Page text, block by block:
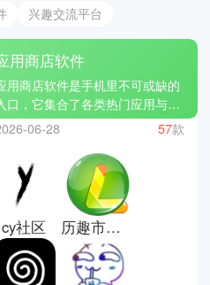
兴趣交流平台
用商店软件
用商店软件是手机里不可或缺的
口，它集合了各类热门应用与游
，让下载变得简单安全。通过分
类推荐与榜单排行，用户可以快速
找到适合自己的软件。更新提醒、
版本管理等功能，也让使用体验更
加顺畅。不管是日常工具还是娱乐
应用，都能在这里一站获取，是手
机生态的重要组成部分。这里有些
频播放器下载推荐；MX
Player，VLC和Xender。
06-28 57款
cy社区 历趣市场安卓版